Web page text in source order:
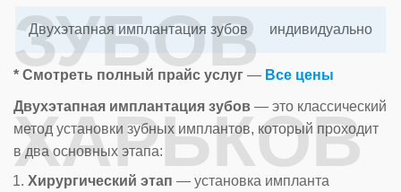
ЗУБОВ
ХАРЬКОВ
Двухэтапная имплантация зубов индивидуально
* Смотреть полный прайс услуг — Все цены
Двухэтапная имплантация зубов — это классический
метод установки зубных имплантов, который проходит
в два основных этапа:
Хирургический этап — установка импланта